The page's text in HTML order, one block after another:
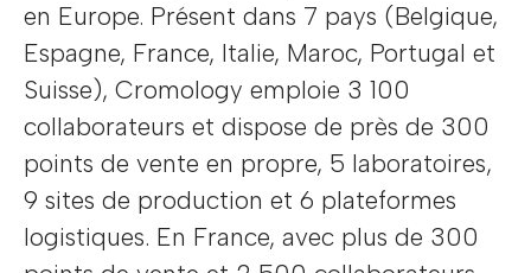
en Europe. Présent dans 7 pays (Belgique,
Espagne, France, Italie, Maroc, Portugal et
Suisse), Cromology emploie 3 100
collaborateurs et dispose de près de 300
points de vente en propre, 5 laboratoires,
9 sites de production et 6 plateformes
logistiques. En France, avec plus de 300